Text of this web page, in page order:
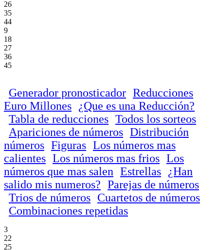
26
35
44
9
18
27
36
45
Generador pronosticador Reducciones
Euro Millones
¿Que es una Reducción?
Tabla de reducciones Todos los sorteos
Apariciones de números Distribución
números Figuras Los números mas
calientes Los números mas frios Los
números que mas salen Estrellas
¿Han
salido mis numeros? Parejas de números
Trios de números Cuartetos de números
Combinaciones repetidas
3
22
25